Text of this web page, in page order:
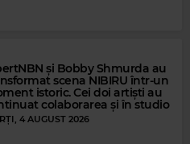
Magic Gold
BILLY JOEL–JUST THE WAY YOU ARE
și Bobby Shmurda au
scena NIBIRU într-un
istoric. Cei doi artiști au
colaborarea și în studio
4 AUGUST 2026